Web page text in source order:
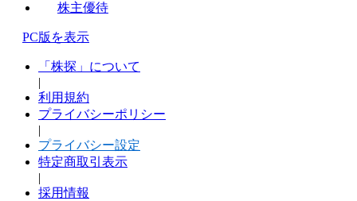
株主優待
PC版を表示
「株探」について
|
利用規約
プライバシーポリシー
|
プライバシー設定
特定商取引表示
|
採用情報